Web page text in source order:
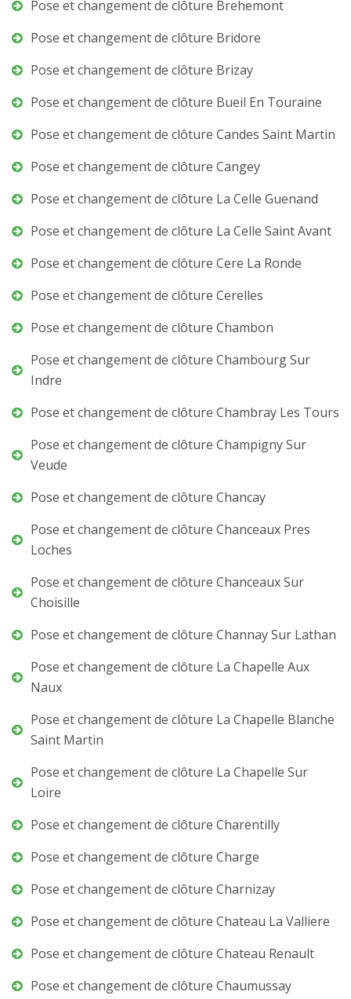
Pose et changement de clôture Brehemont
Pose et changement de clôture Bridore
Pose et changement de clôture Brizay
Pose et changement de clôture Bueil En Touraine
Pose et changement de clôture Candes Saint Martin
Pose et changement de clôture Cangey
Pose et changement de clôture La Celle Guenand
Pose et changement de clôture La Celle Saint Avant
Pose et changement de clôture Cere La Ronde
Pose et changement de clôture Cerelles
Pose et changement de clôture Chambon
Pose et changement de clôture Chambourg Sur
Indre
Pose et changement de clôture Chambray Les Tours
Pose et changement de clôture Champigny Sur
Veude
Pose et changement de clôture Chancay
Pose et changement de clôture Chanceaux Pres
Loches
Pose et changement de clôture Chanceaux Sur
Choisille
Pose et changement de clôture Channay Sur Lathan
Pose et changement de clôture La Chapelle Aux
Naux
Pose et changement de clôture La Chapelle Blanche
Saint Martin
Pose et changement de clôture La Chapelle Sur
Loire
Pose et changement de clôture Charentilly
Pose et changement de clôture Charge
Pose et changement de clôture Charnizay
Pose et changement de clôture Chateau La Valliere
Pose et changement de clôture Chateau Renault
Pose et changement de clôture Chaumussay